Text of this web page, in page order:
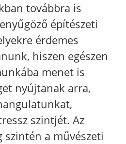
továbbra is
építészeti
érdemes
hiszen egészen
menet is
nyújtanak arra,
szintjét. Az
a művészeti